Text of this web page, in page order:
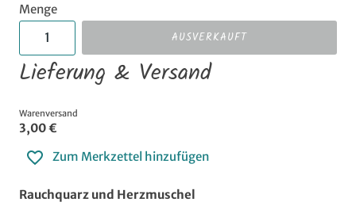
Menge
AUSVERKAUFT
Lieferung & Versand
Warenversand
3,00 €
Zum Merkzettel hinzufügen
Rauchquarz und Herzmuschel